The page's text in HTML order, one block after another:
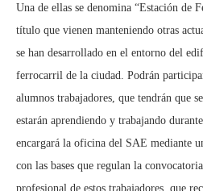
Una de ellas se denomina “Estación de
título que vienen manteniendo otras
se han desarrollado en el entorno del
ferrocarril de la ciudad. Podrán
alumnos trabajadores, que tendrán que
estarán aprendiendo y trabajando
encargará la oficina del SAE mediante
con las bases que regulan la
profesional de estos trabajadores, que